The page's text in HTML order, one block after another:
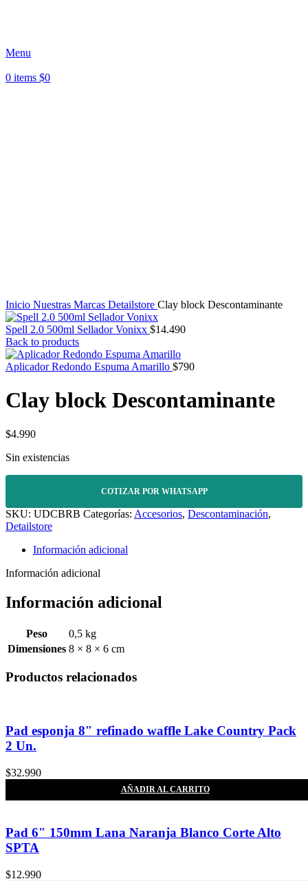
Menu
0 items $0
Inicio Nuestras Marcas Detailstore Clay block Descontaminante
Spell 2.0 500ml Sellador Vonixx $14.490
Back to products
Aplicador Redondo Espuma Amarillo $790
Clay block Descontaminante
$4.990
Sin existencias
COTIZAR POR WHATSAPP
SKU: UDCBRB Categorías: Accesorios, Descontaminación,
Detailstore
Información adicional
Información adicional
Información adicional
Peso
0,5 kg
Dimensiones 8 × 8 × 6 cm
Productos relacionados
Pad esponja 8″ refinado waffle Lake Country Pack
2 Un.
$32.990
AÑADIR AL CARRITO
Pad 6″ 150mm Lana Naranja Blanco Corte Alto
SPTA
$12.990